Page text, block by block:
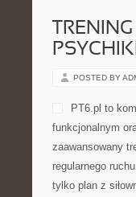
PSYCHIKI
POSTED BY
PT6.pl to
funkcjonalnym
zaawansowany
regularnego
tylko plan z